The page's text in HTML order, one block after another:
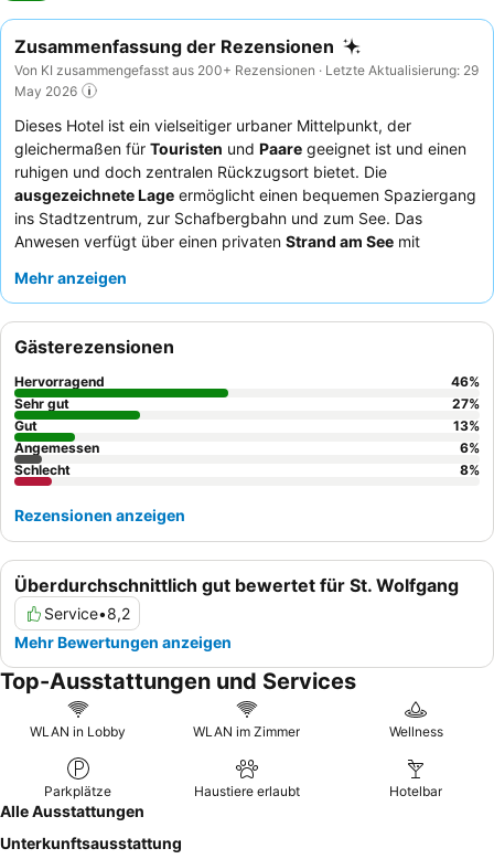
Zusammenfassung der Rezensionen
Von KI zusammengefasst aus 200+ Rezensionen · Letzte Aktualisierung: 29
May 2026
Dieses Hotel ist ein vielseitiger urbaner Mittelpunkt, der
gleichermaßen für Touristen und Paare geeignet ist und einen
ruhigen und doch zentralen Rückzugsort bietet. Die
ausgezeichnete Lage ermöglicht einen bequemen Spaziergang
ins Stadtzentrum, zur Schafbergbahn und zum See. Das
Anwesen verfügt über einen privaten Strand am See mit
Die Gäste loben stets das außergewöhnlich freundliche und
Frühstücksbuffet für seine reichhaltige und vielfältige Auswahl
hoch gelobt wird. Für einen ruhigeren Aufenthalt sollten Gäste
ein Zimmer mit Blick auf den Bach anfragen.
Mehr anzeigen
Überdurchschnittlich gut bewertet für St. Wolfgang
Service•8,2
Mehr Bewertungen anzeigen
Gästerezensionen
Hervorragend 46%
Sehr gut
27%
Gut
13%
Angemessen
6%
Schlecht
8%
Rezensionen anzeigen
Top-Ausstattungen und Services
WLAN in Lobby WLAN im Zimmer Wellness
Parkplätze Haustiere erlaubt Hotelbar
Alle Ausstattungen
Unterkunftsausstattung